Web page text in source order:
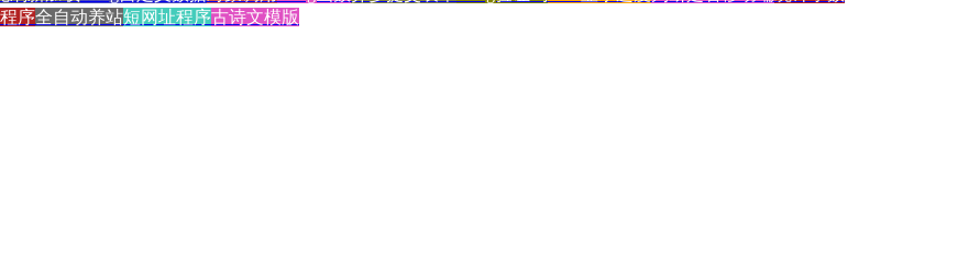
序全自动养站短网址程序古诗文模版